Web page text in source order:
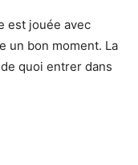
est jouée avec
un bon moment. La
quoi entrer dans